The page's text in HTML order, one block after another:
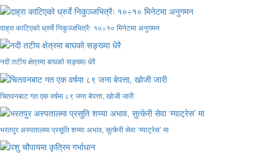
दाह्रा काटिएको ध्रुर्वे निकुञ्जभित्रैः १०÷१० मिनेटमा अनुगमन
नदी तटीय क्षेत्रमा बाघको सङ्ख्या धेरै
चितवनबाट गत एक वर्षमा ८९ जना बेपत्ता, खोजी जारी
भरतपुर अस्पतालमा प्रसूति शय्या अभाव, सुत्केरी सेवा ‘म्याट्रेस’ मा